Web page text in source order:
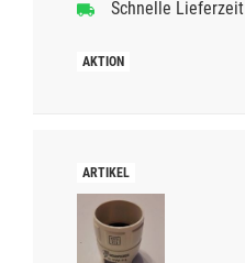
Schnelle Lieferzeit